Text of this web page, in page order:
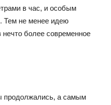
в час, и особым
Тем не менее идею
более современное
продолжались, а самым